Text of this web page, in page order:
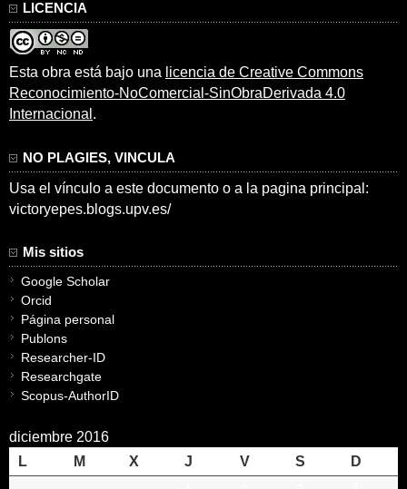
LICENCIA
Esta obra está bajo una licencia de Creative Commons
Reconocimiento-NoComercial-SinObraDerivada 4.0
Internacional .
NO PLAGIES, VINCULA
Usa el vínculo a este documento o a la pagina principal:
victoryepes.blogs.upv.es/
Mis sitios
Google Scholar
Orcid
Página personal
Publons
Researcher-ID
Researchgate
Scopus-AuthorID
diciembre 2016
L
M X J V S
D